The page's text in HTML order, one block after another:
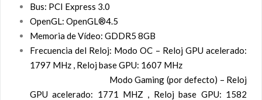
Bus: PCI Express 3.0
OpenGL: OpenGL®4.5
Memoria de Vídeo: GDDR5 8GB
Frecuencia del Reloj: Modo OC – Reloj GPU acelerado:
1797 MHz , Reloj base GPU: 1607 MHz
Modo Gaming (por defecto) – Reloj
GPU acelerado: 1771 MHZ , Reloj base GPU: 1582